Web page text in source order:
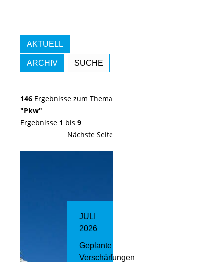
AKTUELL
ARCHIV SUCHE
146 Ergebnisse zum Thema
"Pkw"
Ergebnisse 1 bis 9
Nächste Seite
JULI
2026
Geplante
Verschärfungen